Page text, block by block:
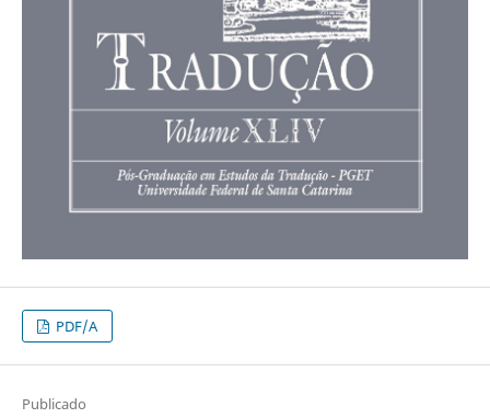
PDF/A
Publicado